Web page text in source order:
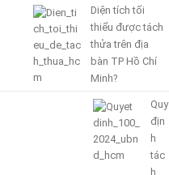
Diện tích tối
thiểu được tách
thửa trên địa
bàn TP Hồ Chí
Minh?
Quy
địn
h
tác
h